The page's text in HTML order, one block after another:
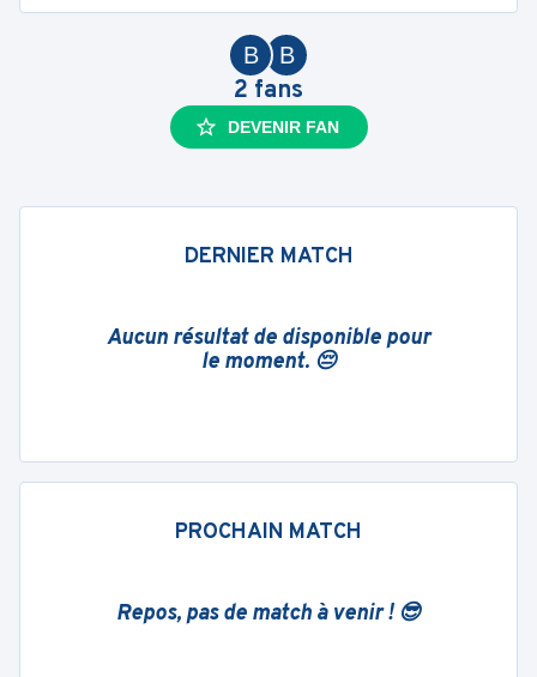
B
B
2 fans
DEVENIR FAN
DERNIER MATCH
Aucun résultat de disponible pour
le moment. 😔
PROCHAIN MATCH
Repos, pas de match à venir ! 😎